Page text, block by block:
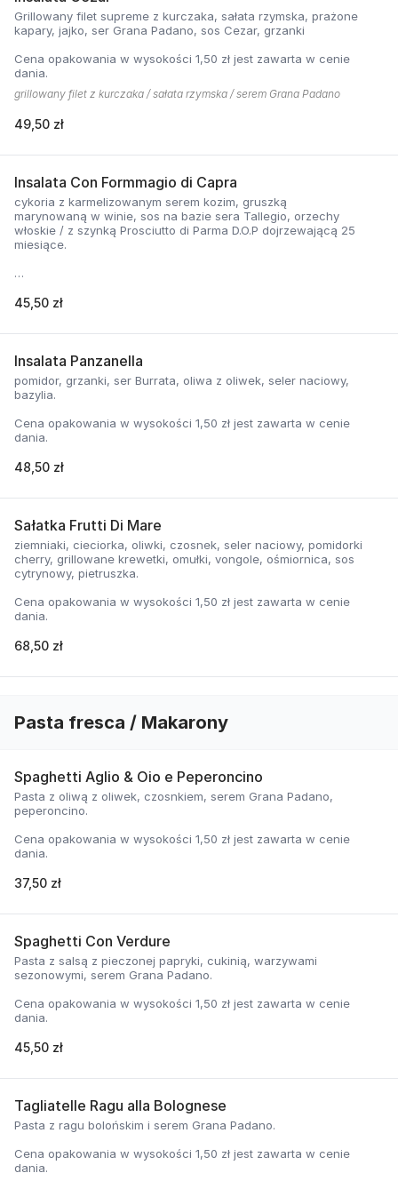
Grillowany filet supreme z kurczaka, sałata rzymska, prażone
kapary, jajko, ser Grana Padano, sos Cezar, grzanki
Cena opakowania w wysokości 1,50 zł jest zawarta w cenie
dania.
grillowany filet z kurczaka / sałata rzymska / serem Grana Padano
49,50 zł
Insalata Con Formmagio di Capra
cykoria z karmelizowanym serem kozim, gruszką
marynowaną w winie, sos na bazie sera Tallegio, orzechy
włoskie / z szynką Prosciutto di Parma D.O.P dojrzewającą 25
miesiące.
dania.
45,50 zł
Insalata Panzanella
pomidor, grzanki, ser Burrata, oliwa z oliwek, seler naciowy,
bazylia.
Cena opakowania w wysokości 1,50 zł jest zawarta w cenie
dania.
48,50 zł
Sałatka Frutti Di Mare
ziemniaki, cieciorka, oliwki, czosnek, seler naciowy, pomidorki
cherry, grillowane krewetki, omułki, vongole, ośmiornica, sos
cytrynowy, pietruszka.
Cena opakowania w wysokości 1,50 zł jest zawarta w cenie
dania.
68,50 zł
Pasta fresca / Makarony
Spaghetti Aglio & Oio e Peperoncino
Pasta z oliwą z oliwek, czosnkiem, serem Grana Padano,
peperoncino.
Cena opakowania w wysokości 1,50 zł jest zawarta w cenie
dania.
37,50 zł
Spaghetti Con Verdure
Pasta z salsą z pieczonej papryki, cukinią, warzywami
sezonowymi, serem Grana Padano.
Cena opakowania w wysokości 1,50 zł jest zawarta w cenie
dania.
45,50 zł
Tagliatelle Ragu alla Bolognese
Pasta z ragu bolońskim i serem Grana Padano.
Cena opakowania w wysokości 1,50 zł jest zawarta w cenie
dania.